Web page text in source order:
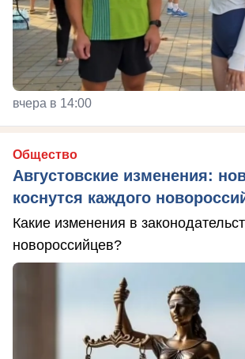
вчера в 14:00
Общество
Августовские изменения:
коснутся каждого
Какие изменения в
новороссийцев?